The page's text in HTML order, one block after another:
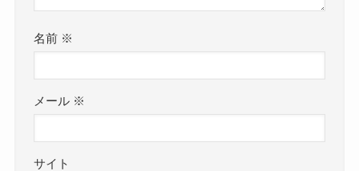
名前 ※
メール ※
サイト